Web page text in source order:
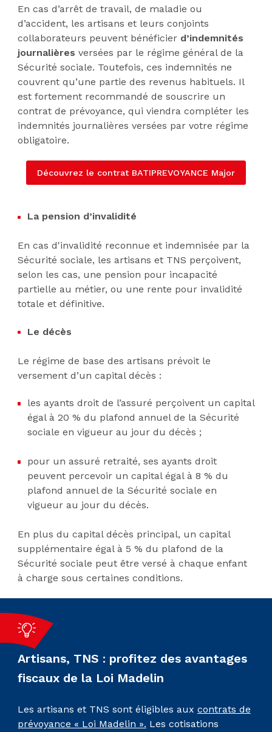
En cas d’arrêt de travail, de maladie ou
d’accident, les artisans et leurs conjoints
collaborateurs peuvent bénéficier d’indemnités
journalières versées par le régime général de la
Sécurité sociale. Toutefois, ces indemnités ne
couvrent qu’une partie des revenus habituels. Il
est fortement recommandé de souscrire un
contrat de prévoyance, qui viendra compléter les
indemnités journalières versées par votre régime
obligatoire.
Découvrez le contrat BATIPREVOYANCE Major
La pension d’invalidité
En cas d'invalidité reconnue et indemnisée par la
Sécurité sociale, les artisans et TNS perçoivent,
selon les cas, une pension pour incapacité
partielle au métier, ou une rente pour invalidité
totale et définitive.
Le décès
Le régime de base des artisans prévoit le
versement d’un capital décès :
les ayants droit de l’assuré perçoivent un capital
égal à 20 % du plafond annuel de la Sécurité
sociale en vigueur au jour du décès ;
pour un assuré retraité, ses ayants droit
peuvent percevoir un capital égal à 8 % du
plafond annuel de la Sécurité sociale en
vigueur au jour du décès.
En plus du capital décès principal, un capital
supplémentaire égal à 5 % du plafond de la
Sécurité sociale peut être versé à chaque enfant
à charge sous certaines conditions.
Artisans, TNS : profitez des avantages
fiscaux de la Loi Madelin
Les artisans et TNS sont éligibles aux contrats de
prévoyance « Loi Madelin ». Les cotisations